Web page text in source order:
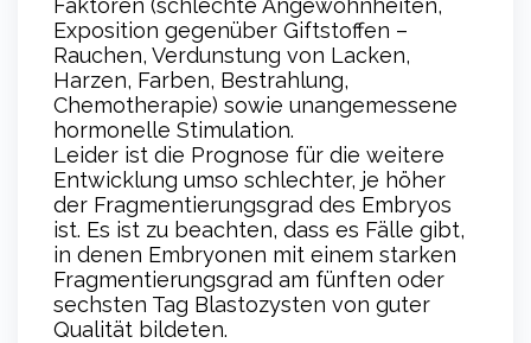
Faktoren (schlechte Angewohnheiten,
Exposition gegenüber Giftstoffen –
Rauchen, Verdunstung von Lacken,
Harzen, Farben, Bestrahlung,
Chemotherapie) sowie unangemessene
hormonelle Stimulation.
Leider ist die Prognose für die weitere
Entwicklung umso schlechter, je höher
der Fragmentierungsgrad des Embryos
ist. Es ist zu beachten, dass es Fälle gibt,
in denen Embryonen mit einem starken
Fragmentierungsgrad am fünften oder
sechsten Tag Blastozysten von guter
Qualität bildeten.